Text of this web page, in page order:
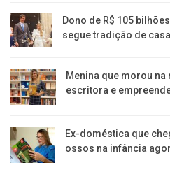
Dono de R$ 105
segue tradição de
Menina que morou na
escritora e
Ex-doméstica que
ossos na infância